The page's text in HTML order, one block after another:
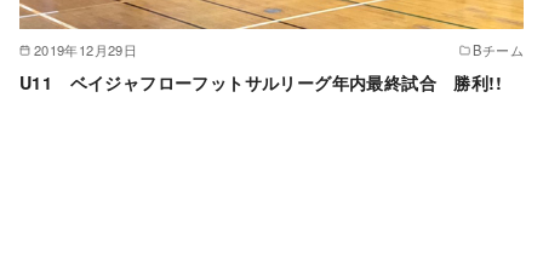
2019年12月29日 Bチーム
U11 ベイジャフローフットサルリーグ年内最終試合 勝利!!